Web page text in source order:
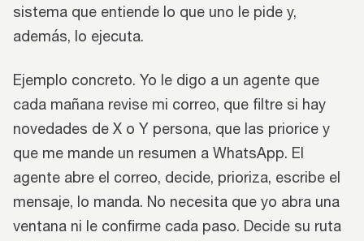
sistema que entiende lo que uno le pide y,
además, lo ejecuta.
Ejemplo concreto. Yo le digo a un agente que
cada mañana revise mi correo, que filtre si hay
novedades de X o Y persona, que las priorice y
que me mande un resumen a WhatsApp. El
agente abre el correo, decide, prioriza, escribe el
mensaje, lo manda. No necesita que yo abra una
ventana ni le confirme cada paso. Decide su ruta